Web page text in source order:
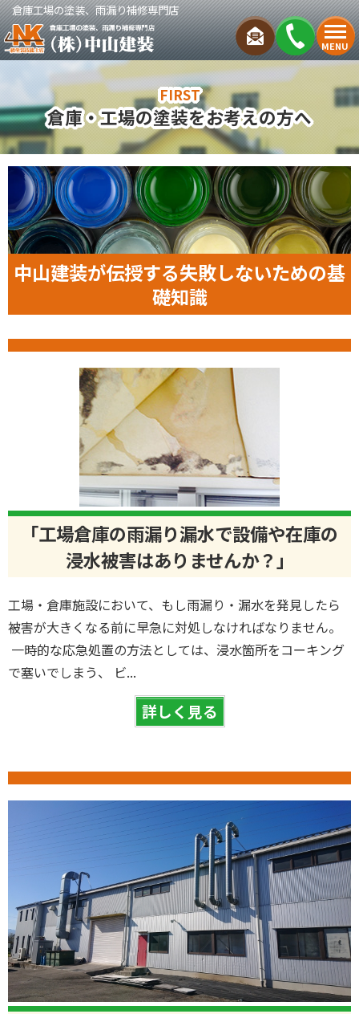
MENU
倉庫工場の塗装、雨漏り補修専門店
FIRST
倉庫・工場の塗装をお考えの方へ
中山建装が伝授する失敗しないための基
礎知識
「工場倉庫の雨漏り漏水で設備や在庫の
浸水被害はありませんか？」
工場・倉庫施設において、もし雨漏り・漏水を発見したら
被害が大きくなる前に早急に対処しなければなりません。
一時的な応急処置の方法としては、浸水箇所をコーキング
で塞いでしまう、 ビ...
詳しく見る